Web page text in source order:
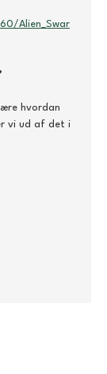
Alien_Swar
hvordan
vi ud af det i